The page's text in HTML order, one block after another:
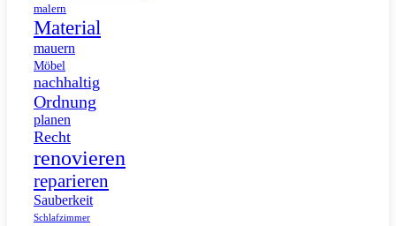
malern
Material
mauern
Möbel
nachhaltig
Ordnung
planen
Recht
renovieren
reparieren
Sauberkeit
Schlafzimmer